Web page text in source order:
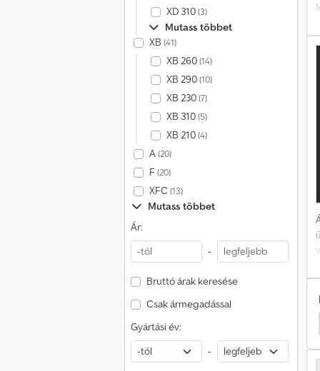
XD 310(3)
Mutass többet
XB (41)
XB 260(14)
XB 290(10)
XB 230(7)
XB 310(5)
XB 210(4)
A(20)
F (20)
XFC (13)
Mutass többet
Ár:
-
Bruttó árak keresése
Csak ármegadással
Gyártási év:
-
Félpótkocsis Teherautó